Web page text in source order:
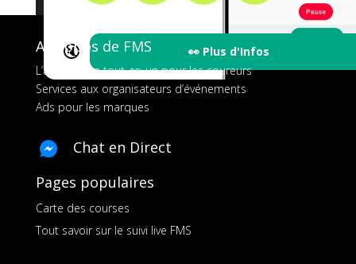
🔇 👀 Plus d'Infos
A propos de FMS
L’application tout-en-un pour les coureurs
Services aux organisateurs d’événements
Ads pour les marques
Chat en Direct
Pages populaires
Carte des courses
Tout savoir sur le suivi live FMS